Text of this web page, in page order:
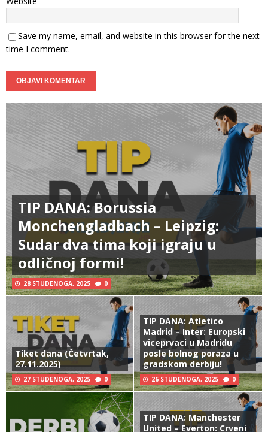
Save my name, email, and website in this browser for the next
time I comment.
TIP DANA: Borussia
Monchengladbach – Leipzig:
Sudar dva tima koji igraju u
odličnoj formi!
28 STUDENOGA, 2025 0
Tiket dana (Četvrtak,
27.11.2025)
27 STUDENOGA, 2025 0
TIP DANA: Atletico
Madrid – Inter: Europski
viceprvaci u Madridu
posle bolnog poraza u
gradskom derbiju!
26 STUDENOGA, 2025 0
TIP DANA: Manchester
United – Everton: Crveni